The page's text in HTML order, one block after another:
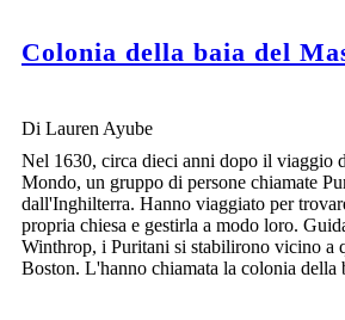
Colonia della baia del
Di Lauren Ayube
Nel 1630, circa dieci anni dopo il viaggio
Mondo, un gruppo di persone chiamate
dall'Inghilterra. Hanno viaggiato per
propria chiesa e gestirla a modo loro.
Winthrop, i Puritani si stabilirono vicino a
Boston. L'hanno chiamata la colonia della